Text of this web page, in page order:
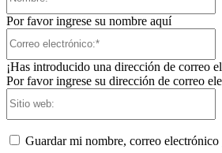
Por favor ingrese su nombre aquí
¡Has introducido una dirección de correo
Por favor ingrese su dirección de correo
Guardar mi nombre, correo